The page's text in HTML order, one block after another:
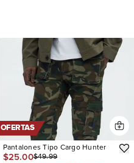
OFERTAS
Pantalones Tipo Cargo Hunter
$25.00$49.99